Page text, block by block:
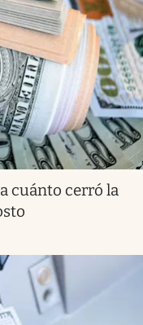
cuánto cerró la